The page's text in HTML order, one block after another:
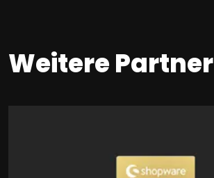
Weitere Partner